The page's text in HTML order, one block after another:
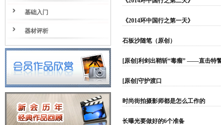
基础入门
器材评析
《2014环中国行之第一天》
石板沙随笔（原创）
[原创]利剑出鞘斩“毒瘤” ——直击特
[原创]守护渡口
时尚街拍摄影师都是怎么工作的
长曝光要做好的6个准备